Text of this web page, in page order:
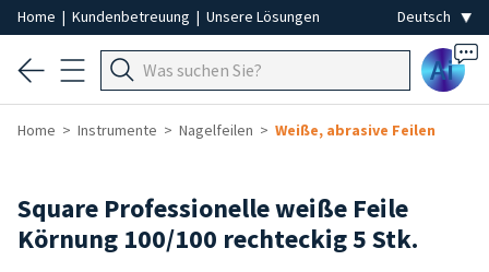
Home | Kundenbetreuung | Unsere Lösungen
Ai
Home Instrumente Nagelfeilen Weiße, abrasive Feilen
Square Professionelle weiße Feile
Körnung 100/100 rechteckig 5 Stk.